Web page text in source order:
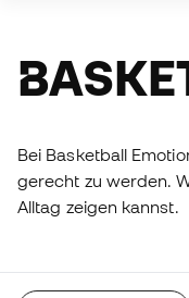
Bei Basketball
gerecht zu werden.
Alltag zeigen kannst.